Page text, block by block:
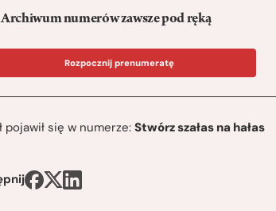
Archiwum numerów zawsze pod ręką
Rozpocznij prenumeratę
pojawił się w numerze:Stwórz szałas na hałas